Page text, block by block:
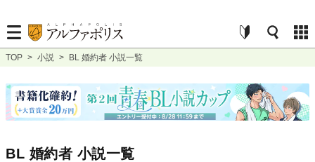
TOP > 小説 > BL 婚約者 小説一覧
BL 婚約者 小説一覧